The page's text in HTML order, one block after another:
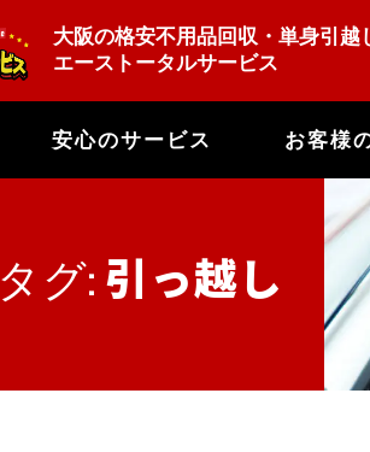
大阪の格安不用品回収・単身引越
エーストータルサービス
安心のサービス お客様
タグ: 引っ越し